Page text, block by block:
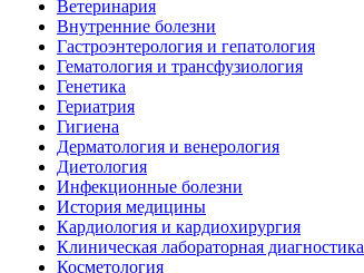
Ветеринария
Внутренние болезни
Гастроэнтерология и гепатология
Гематология и трансфузиология
Генетика
Гериатрия
Гигиена
Дерматология и венерология
Диетология
Инфекционные болезни
История медицины
Кардиология и кардиохирургия
Клиническая лабораторная диагностика
Косметология